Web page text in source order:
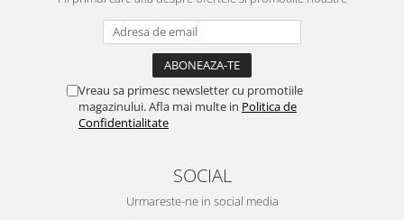
Vreau sa primesc newsletter cu promotiile
magazinului. Afla mai multe in Politica de
Confidentialitate
SOCIAL
Urmareste-ne in social media